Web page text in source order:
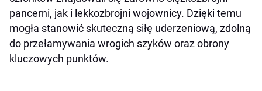
pancerni, jak i lekkozbrojni wojownicy. Dzięki temu
mogła stanowić skuteczną siłę uderzeniową, zdolną
do przełamywania wrogich szyków oraz obrony
kluczowych punktów.